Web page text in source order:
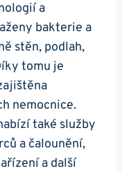
a
bakterie a
stěn, podlah,
tomu je
nemocnice.
také služby
a čalounění,
a další